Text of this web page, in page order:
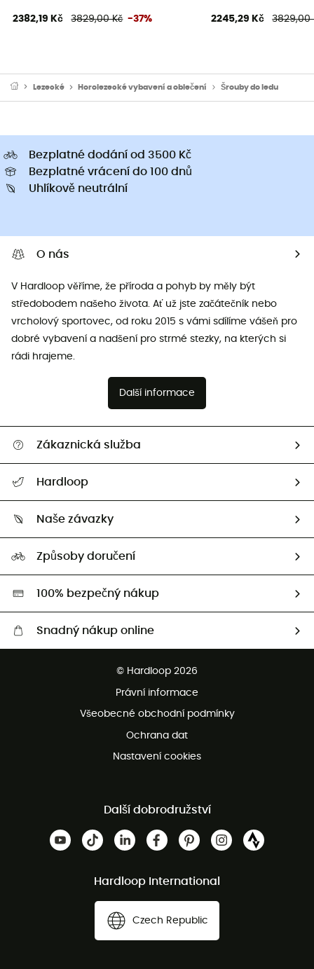
2382,19 Kč 3829,00 Kč -37% 2245,29 Kč 3829,00
Lezecké Horolezecké vybavení a oblečení Šrouby do ledu
Bezplatné dodání od 3500 Kč
Bezplatné vrácení do 100 dnů
Uhlíkově neutrální
O nás
V Hardloop věříme, že příroda a pohyb by měly být
středobodem našeho života. Ať už jste začátečník nebo
vrcholový sportovec, od roku 2015 s vámi sdílíme vášeň pro
dobré vybavení a nadšení pro strmé stezky, na kterých si
rádi hrajeme.
Další informace
Zákaznická služba
Vrácení zboží a peněz
Hardloop
Naši Ambasadoři
Naše závazky
HardGreen
Způsoby doručení
100% bezpečný nákup
Snadný nákup online
Bezplatná zákaznická služba
© Hardloop 2026
Právní informace
Všeobecné obchodní podmínky
Ochrana dat
Nastavení cookies
Další dobrodružství
Hardloop International
Czech Republic